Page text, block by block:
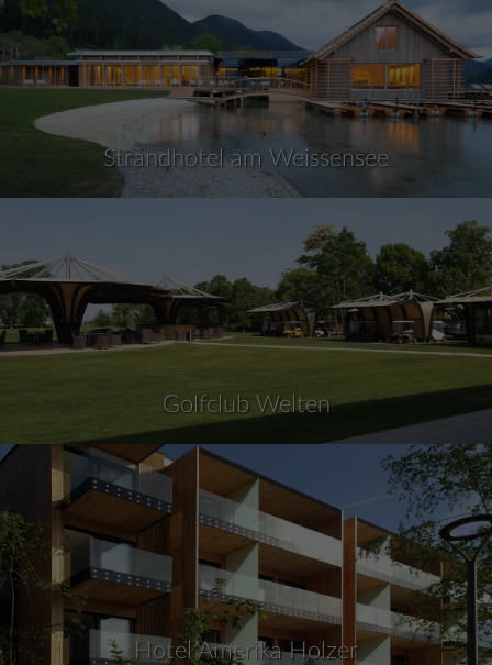
Strandhotel am Weissensee
Golfclub Welten
Hotel Amerika Holzer